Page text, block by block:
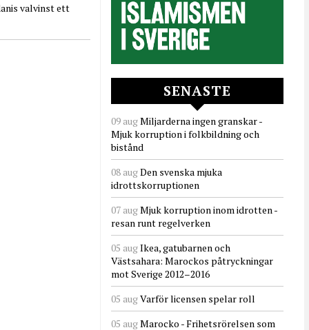
valvinst ett
SENASTE
09 augMiljarderna ingen granskar -
Mjuk korruption i folkbildning och
bistånd
08 augDen svenska mjuka
idrottskorruptionen
07 augMjuk korruption inom idrotten -
resan runt regelverken
05 augIkea, gatubarnen och
Västsahara: Marockos påtryckningar
mot Sverige 2012–2016
05 augVarför licensen spelar roll
05 augMarocko - Frihetsrörelsen som